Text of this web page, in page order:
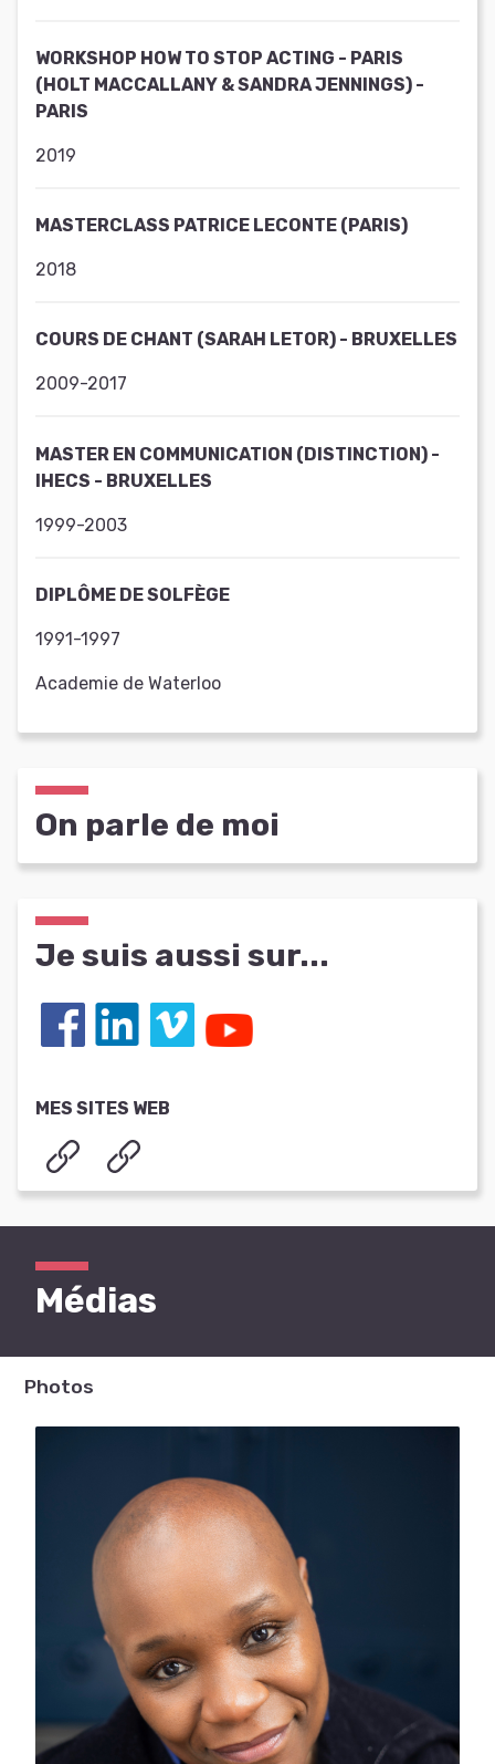
WORKSHOP HOW TO STOP ACTING - PARIS
(HOLT MACCALLANY & SANDRA JENNINGS) -
PARIS
2019
MASTERCLASS PATRICE LECONTE (PARIS)
2018
COURS DE CHANT (SARAH LETOR) - BRUXELLES
2009-2017
MASTER EN COMMUNICATION (DISTINCTION) -
IHECS - BRUXELLES
1999-2003
DIPLÔME DE SOLFÈGE
1991-1997
Academie de Waterloo
On parle de moi
Je suis aussi sur...
MES SITES WEB
Médias
Photos